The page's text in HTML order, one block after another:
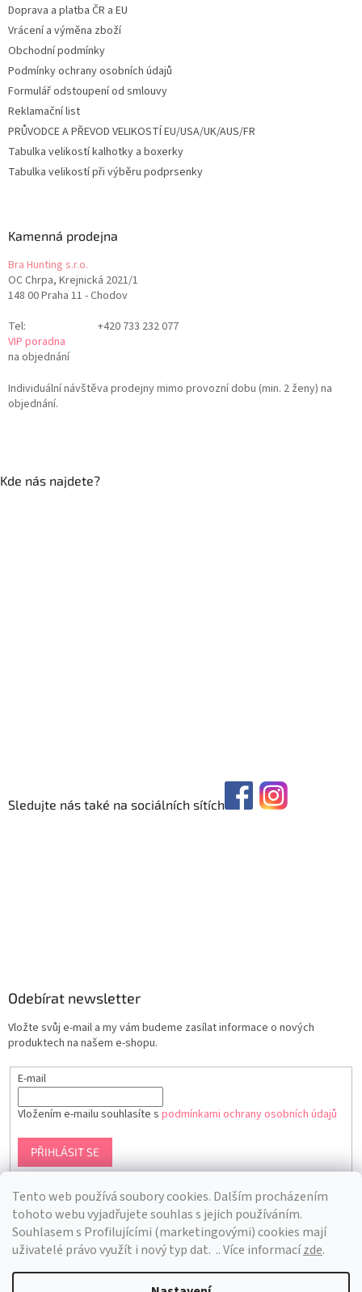
Tento web používá soubory cookies. Dalším procházením
tohoto webu vyjadřujete souhlas s jejich používáním.
Souhlasem s Profilujícími (marketingovými) cookies mají
uživatelé právo využít i nový typ dat. .. Více informacízde.
Doprava a platba ČR a EU
Vrácení a výměna zboží
Obchodní podmínky
Podmínky ochrany osobních údajů
Formulář odstoupení od smlouvy
Reklamační list
PRŮVODCE A PŘEVOD VELIKOSTÍ EU/USA/UK/AUS/FR
Tabulka velikostí kalhotky a boxerky
Tabulka velikostí při výběru podprsenky
Kamenná prodejna
Bra Hunting s.r.o.
OC Chrpa, Krejnická 2021/1
148 00 Praha 11 - Chodov
Tel:
+420 733 232 077
VIP poradna
na objednání
Individuální návštěva prodejny mimo provozní dobu (min. 2 ženy) na
objednání.
Kde nás najdete?
Sledujte nás také na sociálních sítích
Odebírat newsletter
Vložte svůj e-mail a my vám budeme zasílat informace o nových
produktech na našem e-shopu.
E-mail
Vložením e-mailu souhlasíte s podmínkami ochrany osobních údajů
PŘIHLÁSIT SE